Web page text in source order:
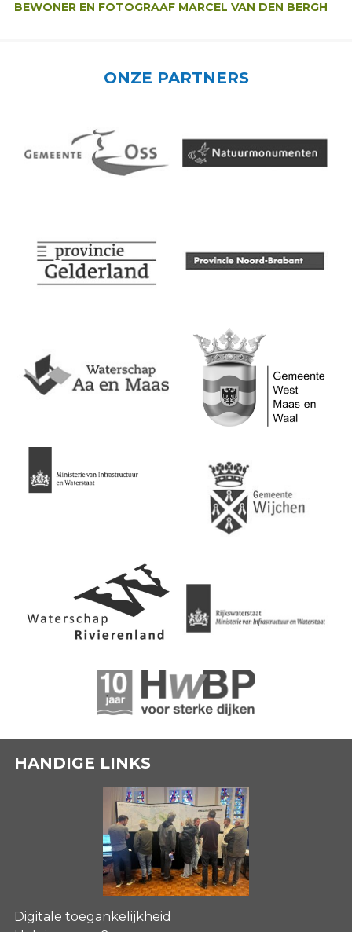
BEWONER EN FOTOGRAAF MARCEL VAN DEN BERGH
ONZE PARTNERS
HANDIGE LINKS
Digitale toegankelijkheid